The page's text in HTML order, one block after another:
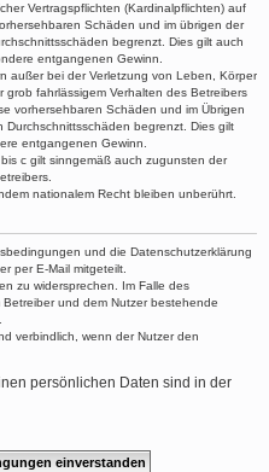
Vertragspflichten (Kardinalpflichten) auf
Schäden und im übrigen der
begrenzt. Dies gilt auch
entgangenen Gewinn.
außer bei der Verletzung von Leben, Körper
fahrlässigem Verhalten des Betreibers
vorhersehbaren Schäden und im Übrigen
begrenzt. Dies gilt
entgangenen Gewinn.
c gilt sinngemäß auch zugunsten der
nationalem Recht bleiben unberührt.
und die Datenschutzerklärung
per E-Mail mitgeteilt.
zu widersprechen. Im Falle des
und dem Nutzer bestehende
verbindlich, wenn der Nutzer den
persönlichen Daten sind in der